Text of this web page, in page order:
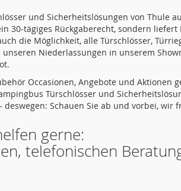
und Sicherheitslösungen von Thule
30-tägiges Rückgaberecht, sondern
die Möglichkeit, alle Türschlösser,
Niederlassungen in unserem
Occasionen, Angebote und Aktionen
Türschlösser und
Schauen Sie ab und vorbei, wir
gerne:
telefonischen